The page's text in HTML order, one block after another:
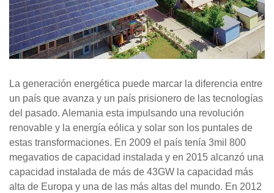
La generación energética puede marcar la diferencia entre
un país que avanza y un país prisionero de las tecnologías
del pasado. Alemania esta impulsando una revolución
renovable y la energía eólica y solar son los puntales de
estas transformaciones. En 2009 el país tenía 3mil 800
megavatios de capacidad instalada y en 2015 alcanzó una
capacidad instalada de más de 43GW la capacidad más
alta de Europa y una de las más altas del mundo. En 2012